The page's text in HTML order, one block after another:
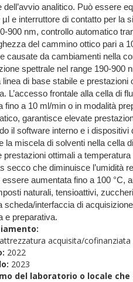
analitico. Può essere
e interruttore di contatto per la
900 nm, controllo automatico
del cammino ottico pari a
causate da cambiamenti nella
spettrale nel range 190-
di base stabile e
L’accesso frontale alla cella
fino a 10 ml/min o in modalità
garantisce elevate
il software interno e i
la miscela di solventi nella cella
prestazioni ottimali a
secco che diminuisce l’umidità
aumentata fino a 100 °C,
naturali, tensioattivi,
scheda/interfaccia di
e preparativa.
acquisita/
2022
2023
del laboratorio o locale